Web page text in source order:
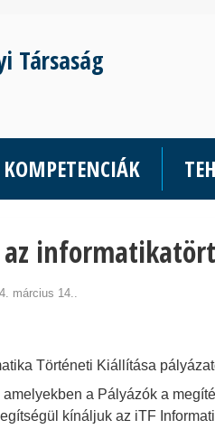
Társaság
március 14..
Történeti Kiállítása
a Pályázók a
kínáljuk az iTF